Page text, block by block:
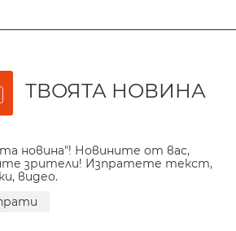
ТВОЯТА НОВИНА
новина"! Новините от вас,
зрители! Изпратете текст,
видео.